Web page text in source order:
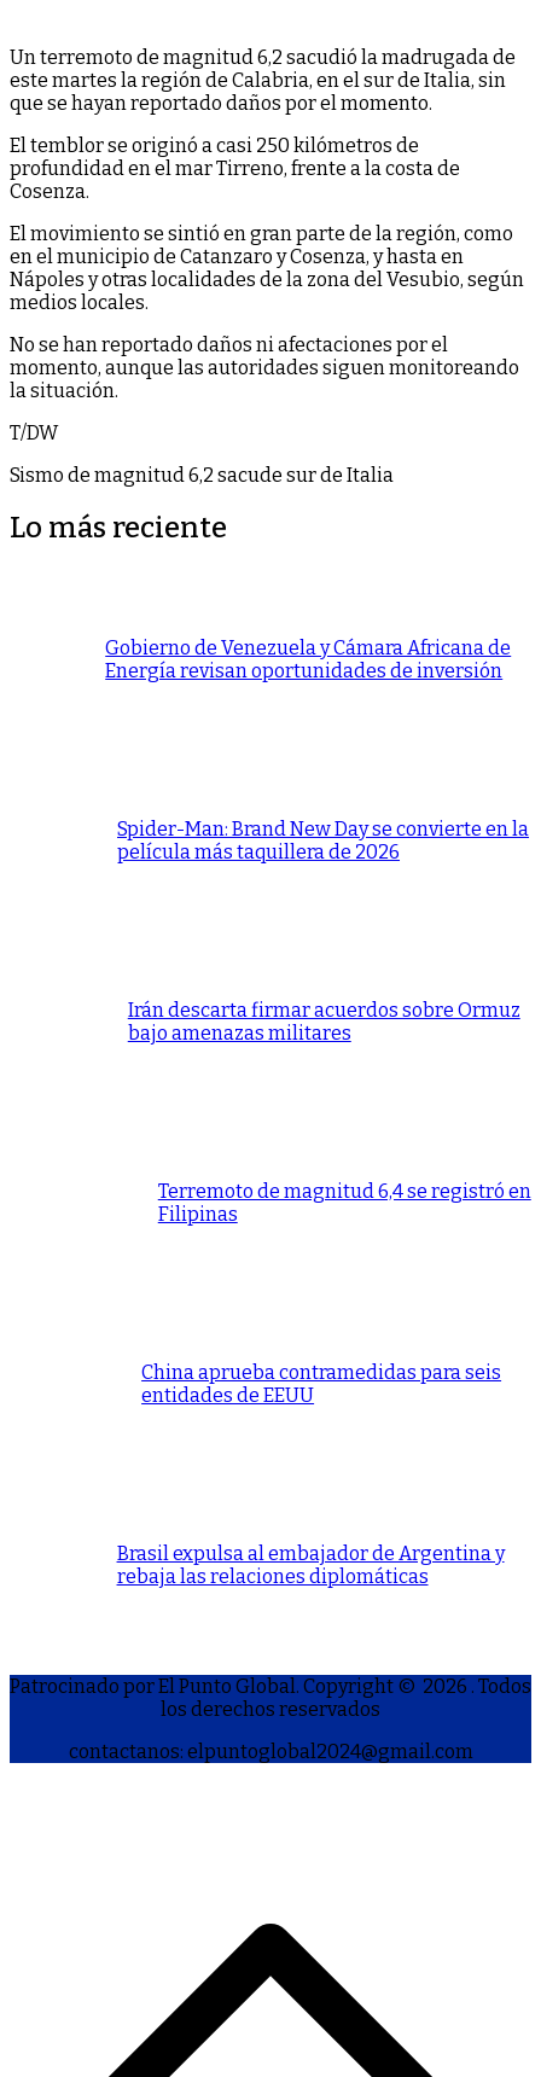
Un terremoto de magnitud 6,2 sacudió la madrugada de
este martes la región de Calabria, en el sur de Italia, sin
que se hayan reportado daños por el momento.
El temblor se originó a casi 250 kilómetros de
profundidad en el mar Tirreno, frente a la costa de
Cosenza.
El movimiento se sintió en gran parte de la región, como
en el municipio de Catanzaro y Cosenza, y hasta en
Nápoles y otras localidades de la zona del Vesubio, según
medios locales.
No se han reportado daños ni afectaciones por el
momento, aunque las autoridades siguen monitoreando
la situación.
T/DW
Sismo de magnitud 6,2 sacude sur de Italia
Lo más reciente
Gobierno de Venezuela y Cámara Africana de
Energía revisan oportunidades de inversión
Spider-Man: Brand New Day se convierte en la
película más taquillera de 2026
Irán descarta firmar acuerdos sobre Ormuz
bajo amenazas militares
Terremoto de magnitud 6,4 se registró en
Filipinas
China aprueba contramedidas para seis
entidades de EEUU
Brasil expulsa al embajador de Argentina y
rebaja las relaciones diplomáticas
Patrocinado por El Punto Global. Copyright © 2026 . Todos
los derechos reservados
contactanos: elpuntoglobal2024@gmail.com